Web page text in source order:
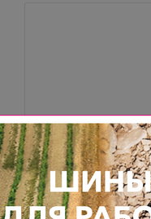
40.00R57 BKT
CR TL